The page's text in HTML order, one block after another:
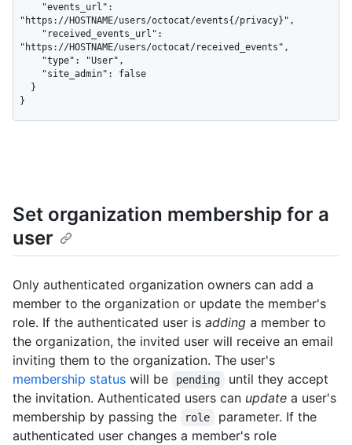
"https://HOSTNAME/users/octocat/events{/privacy}",
"https://HOSTNAME/users/octocat/received_events",
}
Set organization membership for a
user
Only authenticated organization owners can add a
member to the organization or update the member's
role. If the authenticated user is adding a member to
the organization, the invited user will receive an email
inviting them to the organization. The user's
membership status will be pending
until they accept
the invitation. Authenticated users can update a user's
membership by passing the
role
parameter. If the
authenticated user changes a member's role